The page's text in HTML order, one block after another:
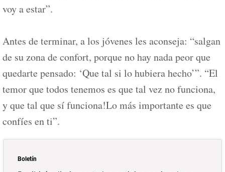
voy a estar”.
Antes de terminar, a los jóvenes les aconseja: “salgan
de su zona de confort, porque no hay nada peor que
quedarte pensado: ‘Que tal si lo hubiera hecho’”. “El
temor que todos tenemos es que tal vez no funciona,
y que tal que sí funciona!Lo más importante es que
confíes en ti”.
Boletín